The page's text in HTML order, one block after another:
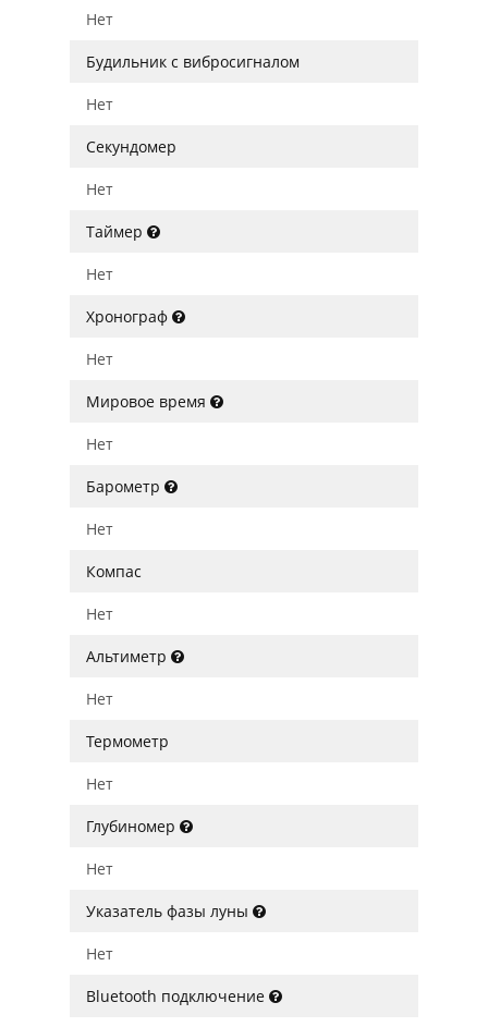
Нет
Будильник с вибросигналом
Нет
Секундомер
Нет
Таймер
Нет
Хронограф
Нет
Мировое время
Нет
Барометр
Нет
Компас
Нет
Альтиметр
Нет
Термометр
Нет
Глубиномер
Нет
Указатель фазы луны
Нет
Bluetooth подключение